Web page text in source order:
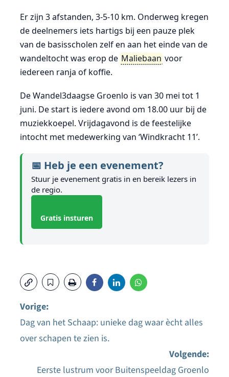
Er zijn 3 afstanden, 3-5-10 km. Onderweg kregen
de deelnemers iets hartigs bij een pauze plek
van de basisscholen zelf en aan het einde van de
wandeltocht was erop de Maliebaan voor
iedereen ranja of koffie.
De Wandel3daagse Groenlo is van 30 mei tot 1
juni. De start is iedere avond om 18.00 uur bij de
muziekkoepel. Vrijdagavond is de feestelijke
intocht met medewerking van ‘Windkracht 11’.
📅 Heb je een evenement?
Stuur je evenement gratis in en bereik lezers in
de regio.
Gratis insturen
Bericht
Vorige:
Dag van het Schaap: unieke dag waar ècht alles
over schapen te zien is.
Volgende:
Eerste lustrum voor Buitenspeeldag Groenlo